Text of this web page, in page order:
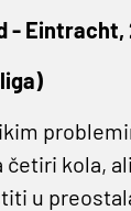
- Eintracht,
četiri kola,
u